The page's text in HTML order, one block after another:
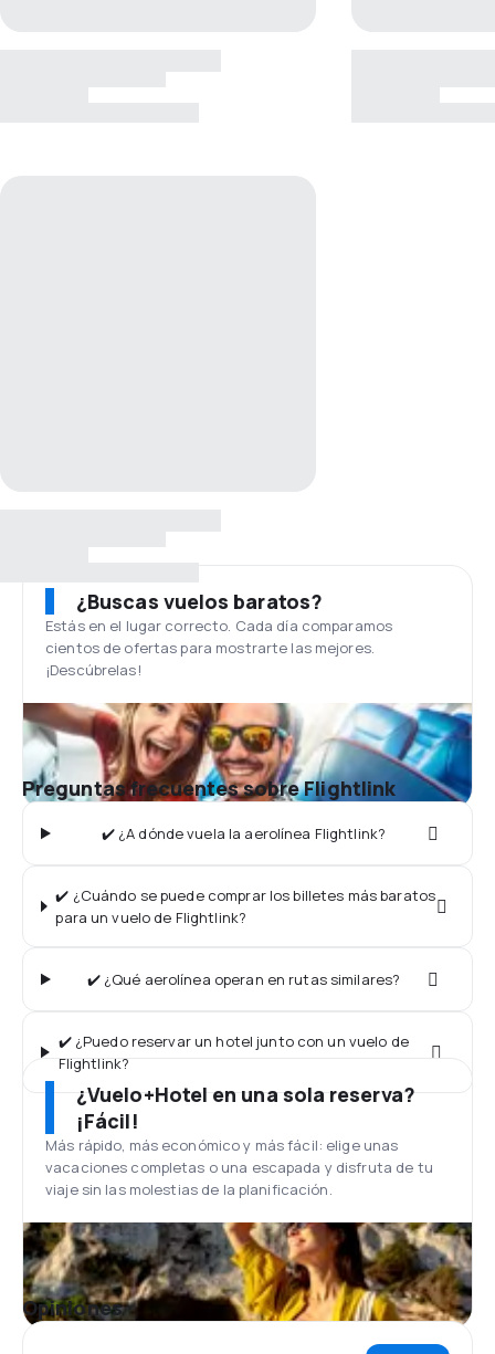
¿Buscas vuelos baratos?
Estás en el lugar correcto. Cada día comparamos
cientos de ofertas para mostrarte las mejores.
¡Descúbrelas!
Preguntas frecuentes sobre Flightlink
✔️ ¿A dónde vuela la aerolínea Flightlink?
✔️ ¿Cuándo se puede comprar los billetes más baratos
para un vuelo de Flightlink?
✔️ ¿Qué aerolínea operan en rutas similares?
✔️ ¿Puedo reservar un hotel junto con un vuelo de
Flightlink?
¿Vuelo+Hotel en una sola reserva?
¡Fácil!
Más rápido, más económico y más fácil: elige unas
vacaciones completas o una escapada y disfruta de tu
viaje sin las molestias de la planificación.
Opiniones